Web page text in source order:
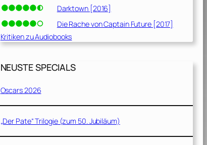
Darktown [2016]
Die Rache von Captain Future [2017]
Kritiken zu Audiobooks
NEUSTE SPECIALS
Oscars 2026
„Der Pate“ Trilogie (zum 50. Jubiläum)